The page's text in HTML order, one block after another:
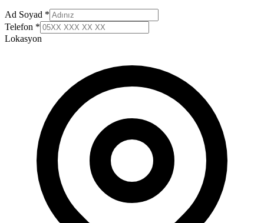
Ad Soyad *
Telefon *
Lokasyon